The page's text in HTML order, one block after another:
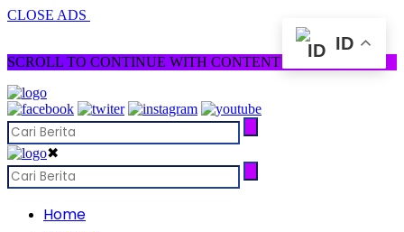
CLOSE ADS
SCROLL TO CONTINUE WITH CONTENT
✖
Home
ID